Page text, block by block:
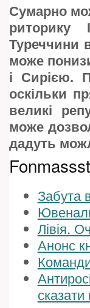
Сумарно
риторику
Туреччини
може
і Сирією.
оскільки
великі
може
дадуть
Забута
Лівія.
Анонс